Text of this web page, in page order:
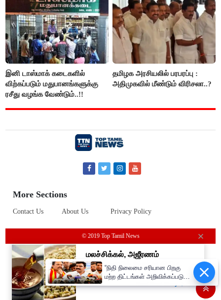
இனி டாஸ்மாக் கடைகளில்
விற்கப்படும் மதுபானங்களுக்கு
ரசீது வழங்க வேண்டும்..!!
தமிழக அரசியலில் பரபரப்பு :
அதிமுகவில் மீண்டும் விரிசலா..?
More Sections
Contact Us About Us Privacy Policy
© 2019 Top Tamil News
“நிதி நிலைமை சரியான பிறகு
மற்ற திட்டங்கள் அறிவிக்கப்படும்”-
அமைச்சர் நிர்மல்குமார் விளக்கம்